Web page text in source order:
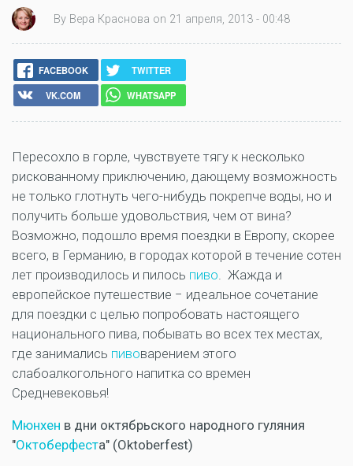
By Вера Краснова on 21 апреля, 2013 - 00:48
FACEBOOK
TWITTER
VK.COM
WHATSAPP
Пересохло в горле, чувствуете тягу к несколько
рискованному приключению, дающему возможность
не только глотнуть чего-нибудь покрепче воды, но и
получить больше удовольствия, чем от вина?
Возможно, подошло время поездки в Европу, скорее
всего, в Германию, в городах которой в течение сотен
лет производилось и пилось пиво. Жажда и
европейское путешествие − идеальное сочетание
для поездки с целью попробовать настоящего
национального пива, побывать во всех тех местах,
где занимались пивоварением этого
слабоалкогольного напитка со времен
Средневековья!
Мюнхен в дни октябрьского народного гуляния
"Октоберфеста" (Oktoberfest)